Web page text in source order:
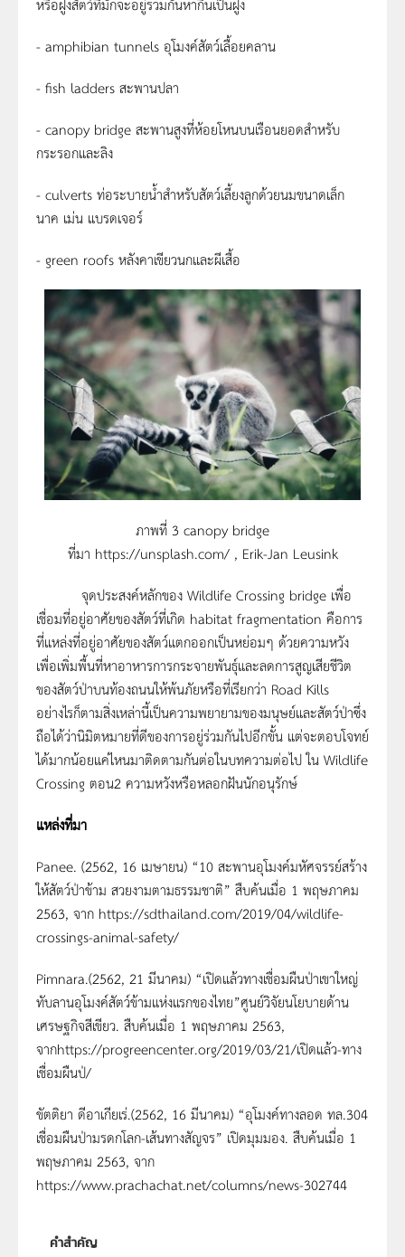
- amphibian tunnels อุโมงค์สัตว์เลื้อยคลาน
- fish ladders สะพานปลา
- canopy bridge สะพานสูงที่ห้อยโหนบนเรือนยอดสำหรับ
กระรอกและลิง
- culverts ท่อระบายน้ำสำหรับสัตว์เลี้ยงลูกด้วยนมขนาดเล็ก
นาค เม่น แบรดเจอร์
- green roofs หลังคาเขียวนกและผีเสื้อ
ภาพที่ 3 canopy bridge
ที่มา https://unsplash.com/ , Erik-Jan Leusink
จุดประสงค์หลักของ Wildlife Crossing bridge เพื่อ
เชื่อมที่อยู่อาศัยของสัตว์ที่เกิด habitat fragmentation คือการ
ที่แหล่งที่อยู่อาศัยของสัตว์แตกออกเป็นหย่อมๆ ด้วยความหวัง
เพื่อเพิ่มพื้นที่หาอาหารการกระจายพันธุ์และลดการสูญเสียชีวิต
ของสัตว์ป่าบนท้องถนนให้พ้นภัยหรือที่เรียกว่า Road Kills
อย่างไรก็ตามสิ่งเหล่านี้เป็นความพยายามของมนุษย์และสัตว์ป่าซึ่ง
ถือได้ว่านิมิตหมายที่ดีของการอยู่ร่วมกันไปอีกขั้น แต่จะตอบโจทย์
ได้มากน้อยแค่ไหนมาติดตามกันต่อในบทความต่อไป ใน Wildlife
Crossing ตอน2 ความหวังหรือหลอกฝันนักอนุรักษ์
แหล่งที่มา
Panee. (2562, 16 เมษายน) “10 สะพานอุโมงค์มหัศจรรย์สร้าง
ให้สัตว์ป่าข้าม สวยงามตามธรรมชาติ” สืบค้นเมื่อ 1 พฤษภาคม
2563, จาก https://sdthailand.com/2019/04/wildlife-
crossings-animal-safety/
Pimnara.(2562, 21 มีนาคม) “เปิดแล้วทางเชื่อมผืนป่าเขาใหญ่
ทับลานอุโมงค์สัตว์ข้ามแห่งแรกของไทย”ศูนย์วิจัยนโยบายด้าน
เศรษฐกิจสีเขียว. สืบค้นเมื่อ 1 พฤษภาคม 2563,
จากhttps://progreencenter.org/2019/03/21/เปิดแล้ว-ทาง
เชื่อมผืนป่/
ขัตติยา ดีอาเกียเร่.(2562, 16 มีนาคม) “อุโมงค์ทางลอด ทล.304
เชื่อมผืนป่ามรดกโลก-เส้นทางสัญจร” เปิดมุมมอง. สืบค้นเมื่อ 1
พฤษภาคม 2563, จาก
https://www.prachachat.net/columns/news-302744
คำสำคัญ